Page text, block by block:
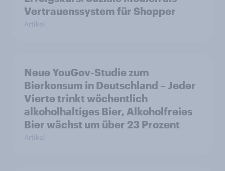
Vertrauenssystem für Shopper
Artikel
Neue YouGov-Studie zum
Bierkonsum in Deutschland – Jeder
Vierte trinkt wöchentlich
alkoholhaltiges Bier, Alkoholfreies
Bier wächst um über 23 Prozent
Artikel